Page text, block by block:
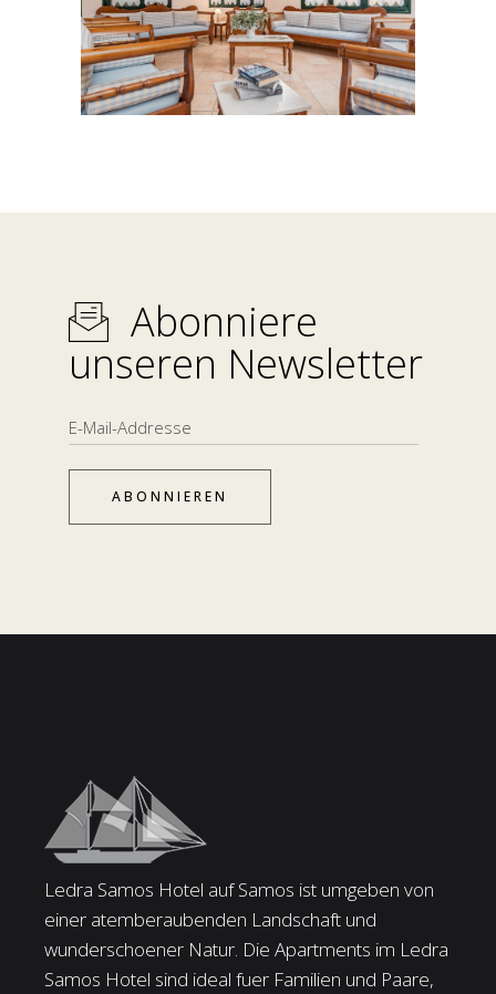
Abonniere
unseren Newsletter
ABONNIEREN
Ledra Samos Hotel auf Samos ist umgeben von
einer atemberaubenden Landschaft und
wunderschoener Natur. Die Apartments im Ledra
Samos Hotel sind ideal fuer Familien und Paare,